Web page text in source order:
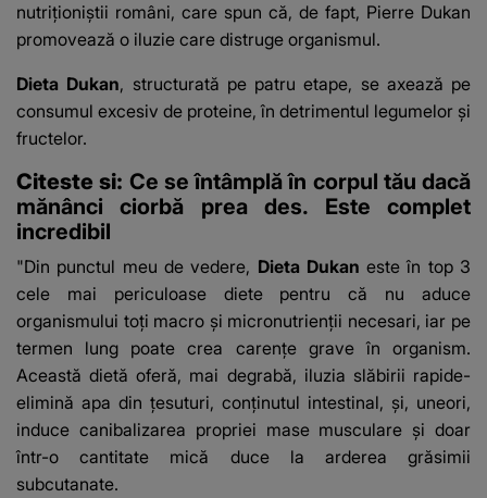
nutriţioniştii români, care spun că, de fapt, Pierre Dukan
promovează o iluzie care distruge organismul.
Dieta Dukan, structurată pe patru etape, se axează pe
consumul excesiv de proteine, în detrimentul legumelor şi
fructelor.
Citeste si: Ce se întâmplă în corpul tău dacă
mănânci ciorbă prea des. Este complet
incredibil
"Din punctul meu de vedere, Dieta Dukaneste în top 3
cele mai periculoase diete pentru că nu aduce
organismului toţi macro şi micronutrienţii necesari, iar pe
termen lung poate crea carenţe grave în organism.
Această dietă oferă, mai degrabă, iluzia slăbirii rapide-
elimină apa din ţesuturi, conţinutul intestinal, şi, uneori,
induce canibalizarea propriei mase musculare şi doar
într-o cantitate mică duce la arderea grăsimii
subcutanate.